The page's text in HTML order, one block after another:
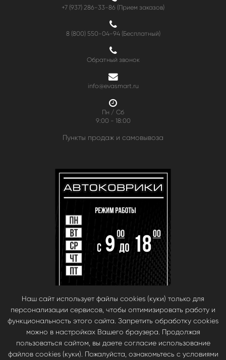
+7 (937) 286-33-86 (Прием заказов)
8 (800) 550-04-94(Бесплатный)
Обратный звонок
info@evasmart.ru
Пн / Сб
9:00 - 18:00
Пункты продаж и самовывоза
Наш сайт использует файлы cookies (куки) только для
персонализации сервисов, чтобы оптимизировать работу и
функциональность этого сайта. Запретить обработку cookies
можно в настройках Вашего браузера. Продолжая
пользоваться сайтом, вы даете согласие использование
файлов cookies (куки). Пожалуйста, ознакомьтесь с условиями